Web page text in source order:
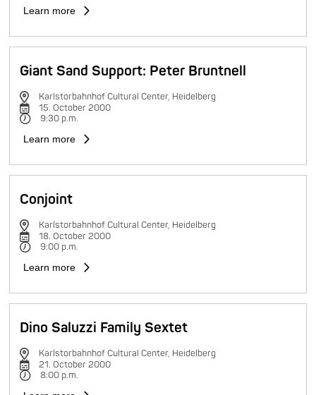
Learn more
Giant Sand Support: Peter Bruntnell
Karlstorbahnhof Cultural Center, Heidelberg
15. October 2000
9:30 p.m.
Learn more
Conjoint
Karlstorbahnhof Cultural Center, Heidelberg
18. October 2000
9:00 p.m.
Learn more
Dino Saluzzi Family Sextet
Karlstorbahnhof Cultural Center, Heidelberg
21. October 2000
8:00 p.m.